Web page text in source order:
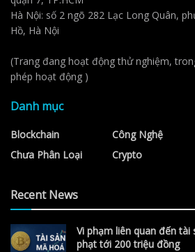
Hà Nội: số 2 ngõ 282 Lạc Long Quân,
Hồ, Hà Nội
(Trang đang hoạt động thử nghiệm,
phép hoạt động )
Danh mục
Blockchain
Chưa Phân Loại
Công Nghệ
Crypto
Recent News
Vi phạm liên quan đến
phạt tới 200 triệu đồng